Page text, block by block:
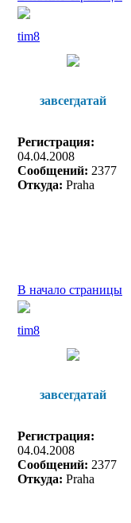
tim8
завсегдатай
Регистрация:
04.04.2008
Сообщений: 2377
Откуда: Praha
В начало страницы
tim8
завсегдатай
Регистрация:
04.04.2008
Сообщений: 2377
Откуда: Praha